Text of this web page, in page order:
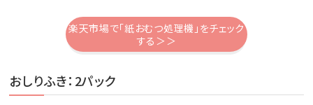
楽天市場で「紙おむつ処理機」をチェック
する＞＞
おしりふき：2パック